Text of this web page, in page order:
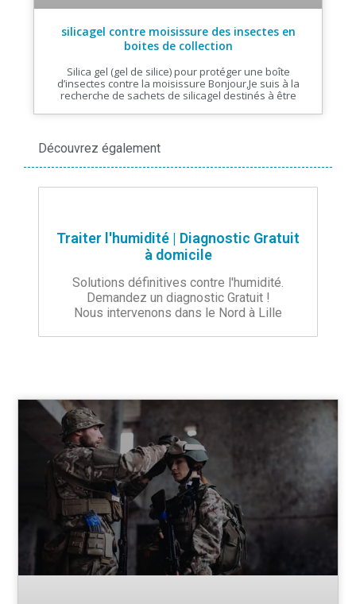
silicagel contre moisissure des insectes en
boites de collection
Silica gel (gel de silice) pour protéger une boîte
d’insectes contre la moisissure Bonjour,Je suis à la
recherche de sachets de silicagel destinés à être
Découvrez également
Traiter l'humidité | Diagnostic Gratuit
à domicile
Solutions définitives contre l'humidité.
Demandez un diagnostic Gratuit !
Nous intervenons dans le Nord à Lille